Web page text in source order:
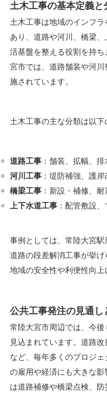
茨城県常陸大宮市に
会社概要
対応地域
土木工事の基本定義と
土木工事は地域のインフ
あり、道路や河川、橋梁
活基盤を整える役割を持
宮市では、道路舗装や河
施されています。
土木工事の主な分類は以下
道路工事 ：舗装、拡幅、
河川工事 ：堤防補強、護
橋梁工事 ：新設・補修、
上下水道工事 ：配管敷設
事例としては、常陸大宮
道路の段差解消工事が挙げ
地域の安全性や利便性向上
公共工事発注の見通し
常陸大宮市周辺では、今
見込まれています。道路
など、毎年多くのプロジ
の雇用や経済にも大きな
は道路補修や橋梁点検、